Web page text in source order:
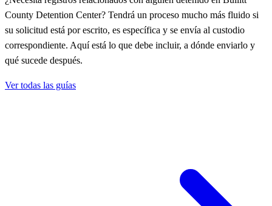
County Detention Center? Tendrá un proceso mucho más fluido si
su solicitud está por escrito, es específica y se envía al custodio
correspondiente. Aquí está lo que debe incluir, a dónde enviarlo y
qué sucede después.
Ver todas las guías